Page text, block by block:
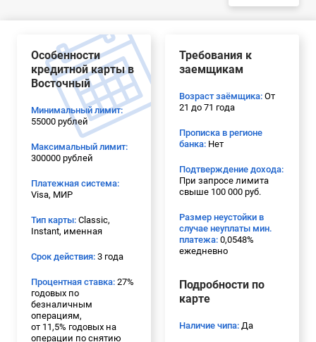
Особенности
кредитной карты в
Восточный
Минимальный лимит:
55000 рублей
Максимальный лимит:
300000 рублей
Платежная система:
Visa, МИР
Тип карты: Classic,
Instant, именная
Срок действия: 3 года
Процентная ставка: 27%
годовых по
безналичным
операциям,
от 11,5% годовых на
операции по снятию
Требования к
заемщикам
Возраст заёмщика: От
21 до 71 года
Прописка в регионе
банка: Нет
Подтверждение дохода:
При запросе лимита
свыше 100 000 руб.
Размер неустойки в
случае неуплаты мин.
платежа: 0,0548%
ежедневно
Подробности по
карте
Наличие чипа: Да